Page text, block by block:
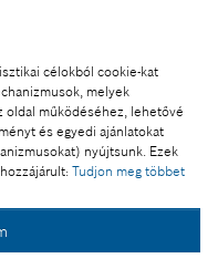
célokból cookie-kat
melyek
oldal működéséhez, lehetővé
és egyedi ajánlatokat
nyújtsunk. Ezek
Tudjon meg többet
2016, Barcelona